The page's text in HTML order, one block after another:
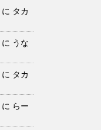
に タカ
に うな
に タカ
に らー